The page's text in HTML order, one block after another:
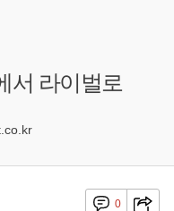
서 라이벌로
0